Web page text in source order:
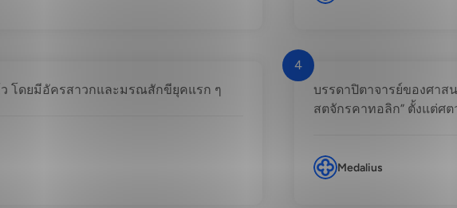
โดยมีอัครสาวกและมรณสักขียุคแรก ๆ
4
บรรดาปิตาจารย์ของศาส
สตจักรคาทอลิก” ตั้งแต่ศ
Medalius